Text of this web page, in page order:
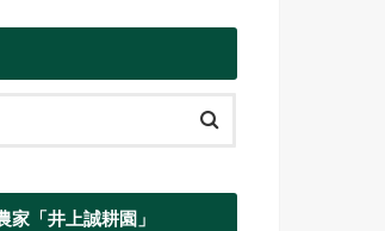
家「井上誠耕園」